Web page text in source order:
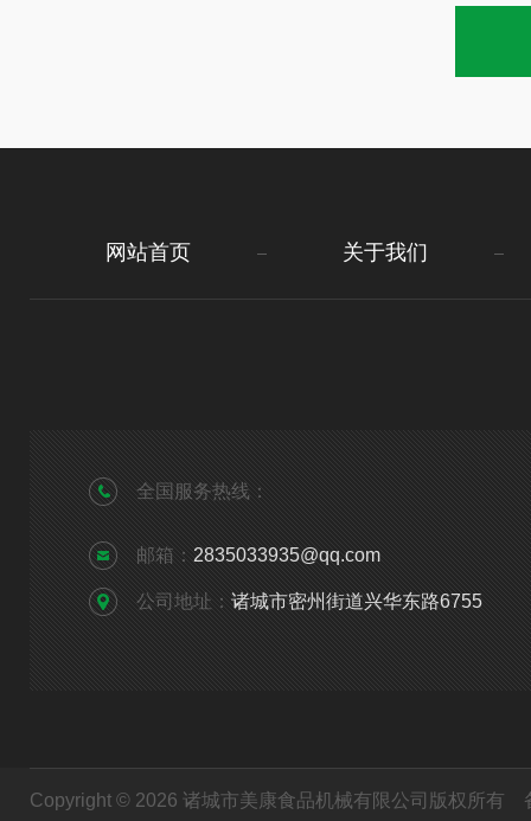
网站首页 关于我们
全国服务热线：
邮箱： 2835033935@qq.com
公司地址： 诸城市密州街道兴华东路6755
Copyright © 2026 诸城市美康食品机械有限公司版权所有